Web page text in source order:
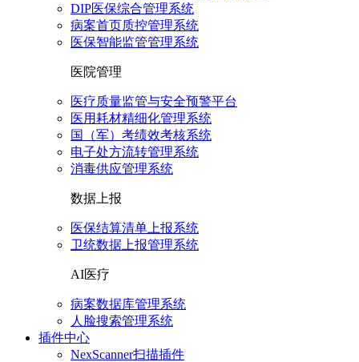
DIP医保综合管理系统
病案首页质控管理系统
医保智能监管管理系统
医院管理
医疗质量监管与安全预警平台
医用耗材精细化管理系统
国（军）考绩效考核系统
电子处方流转管理系统
消毒供应管理系统
数据上报
医保结算清单上报系统
卫统数据上报管理系统
AI医疗
病案数据库管理系统
人脸搜索管理系统
插件中心
NexScanner扫描插件